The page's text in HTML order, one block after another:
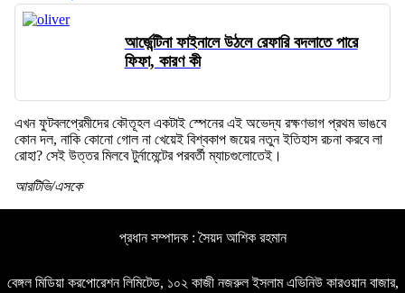
আর্জেন্টিনা ফাইনালে উঠলে রেফারি বদলাতে পারে
ফিফা, কারণ কী
এখন ফুটবলপ্রেমীদের কৌতূহল একটাই স্পেনের এই অভেদ্য রক্ষণভাগ প্রথম ভাঙবে
কোন দল, নাকি কোনো গোল না খেয়েই বিশ্বকাপ জয়ের নতুন ইতিহাস রচনা করবে লা
রোহা? সেই উত্তর মিলবে টুর্নামেন্টের পরবর্তী ম্যাচগুলোতেই।
আরটিভি/এসকে
প্রধান সম্পাদক : সৈয়দ আশিক রহমান
বেঙ্গল মিডিয়া করপোরেশন লিমিটেড, ১০২ কাজী নজরুল ইসলাম এভিনিউ কারওয়ান বাজার,